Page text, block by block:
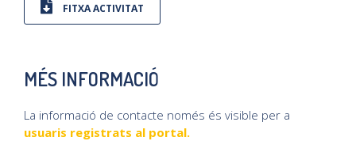
FITXA ACTIVITAT
MÉS INFORMACIÓ
La informació de contacte només és visible per a
usuaris registrats al portal.